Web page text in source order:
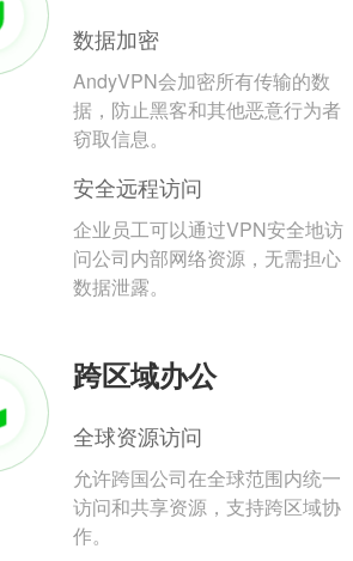
数据加密
AndyVPN会加密所有传输的数
据，防止黑客和其他恶意行为者
窃取信息。
安全远程访问
企业员工可以通过VPN安全地访
问公司内部网络资源，无需担心
数据泄露。
跨区域办公
全球资源访问
允许跨国公司在全球范围内统一
访问和共享资源，支持跨区域协
作。